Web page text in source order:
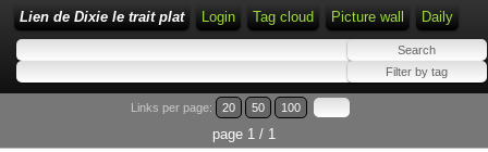
Lien de Dixie le trait plat Login Tag cloud Picture wall Daily
Links per page: 20 50 100
page 1 / 1